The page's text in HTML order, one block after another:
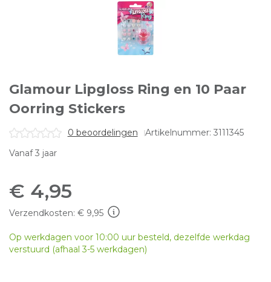
Glamour Lipgloss Ring en 10 Paar
Oorring Stickers
0 beoordelingen
Artikelnummer: 3111345
Vanaf 3 jaar
€ 4,95
Verzendkosten: € 9,95
Op werkdagen voor 10:00 uur besteld, dezelfde werkdag
verstuurd (afhaal 3-5 werkdagen)